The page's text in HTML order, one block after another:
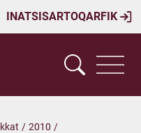
INATSISARTOQARFIK
/ 2010 /